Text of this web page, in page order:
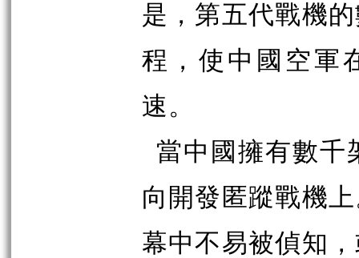
是，第五代戰機
程，使中國空軍
速。
當中國擁有數千
向開發匿蹤戰機
幕中不易被偵知